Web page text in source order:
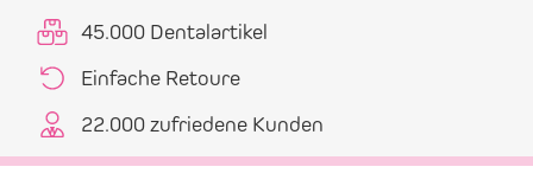
45.000 Dentalartikel
Einfache Retoure
22.000 zufriedene Kunden